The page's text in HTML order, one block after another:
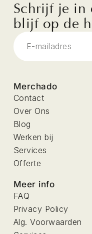
Schrijf je in
blijf op de
Merchado
Contact
Over Ons
Blog
Werken bij
Services
Offerte
Meer info
FAQ
Privacy Policy
Alg. Voorwaarden